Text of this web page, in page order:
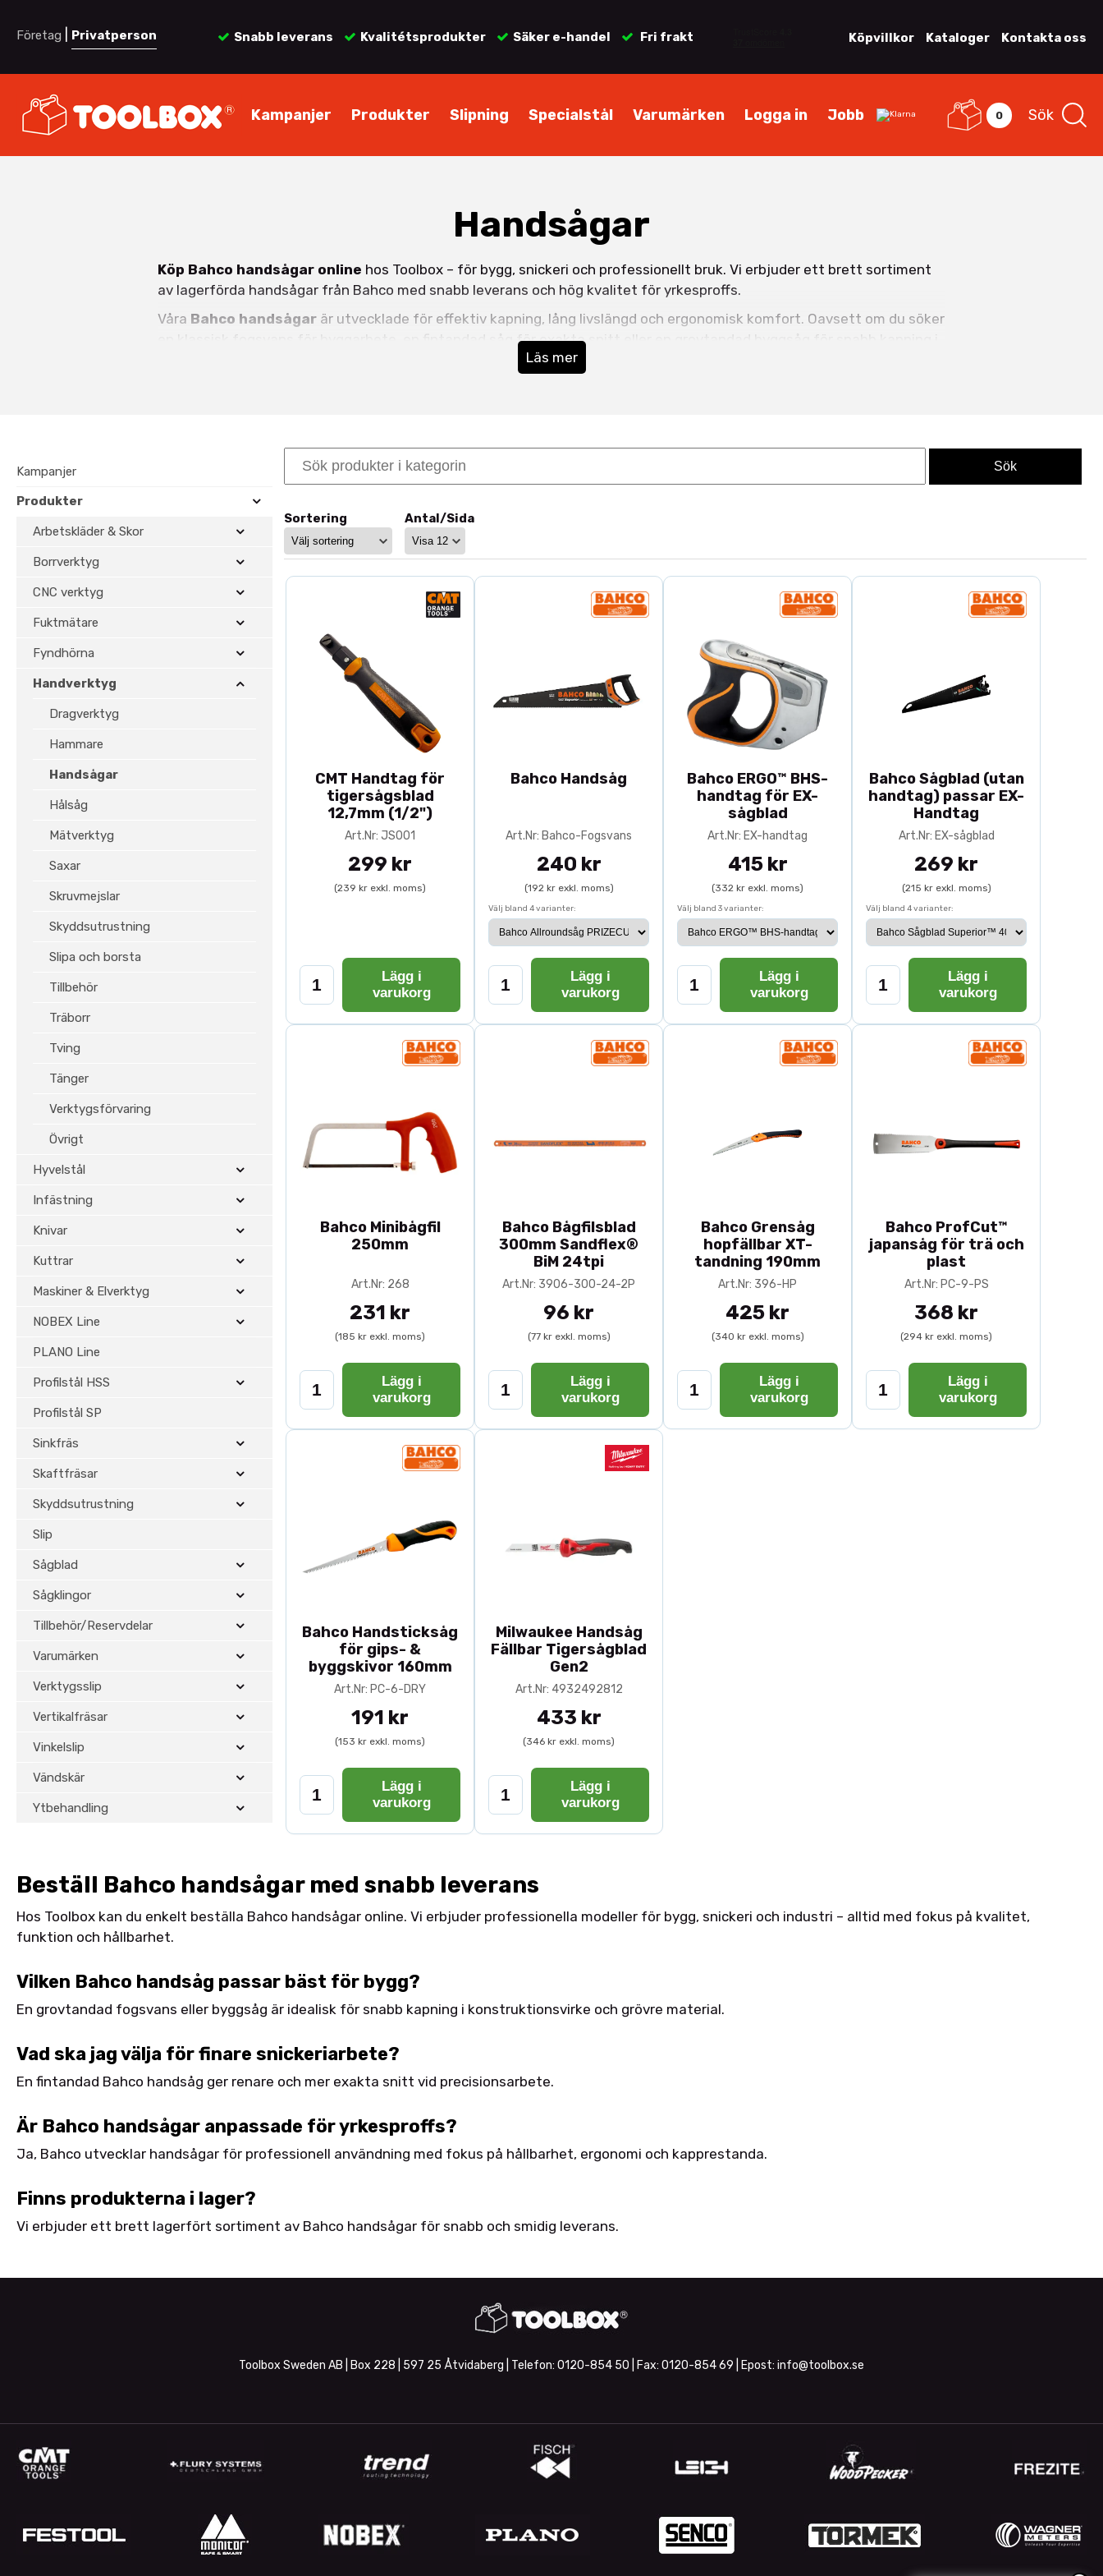
Företag Privatperson Snabb leverans Kvalitétsprodukter Säker e-handel Fri frakt Köpvillkor Kataloger Kontakta oss
Kampanjer Produkter Slipning Specialstål Varumärken Logga in Jobb 0 Sök
Handsågar
Köp Bahco handsågar online hos Toolbox – för bygg, snickeri och professionellt bruk. Vi erbjuder ett brett sortiment
av lagerförda handsågar från Bahco med snabb leverans och hög kvalitet för yrkesproffs.
Våra Bahco handsågar är utvecklade för effektiv kapning, lång livslängd och ergonomisk komfort. Oavsett om du söker
en klassisk fogsvans för byggarbete, en fintandad såg för exakta snitt eller en grovtandad byggsåg för snabb kapning i
– mångsidig handsåg för trä och bygg
Fintandade handsågar– rena och precisa snitt
Grovtandade byggsågar
Specialsågar– anpassade för specifika arbetsmoment
Komplettera med fler produkter inomhandverktygeller kombinera medmätverktygför exakta uppmätningar före
Läs mer
Kampanjer
Produkter
Arbetskläder & Skor
Borrverktyg
CNC verktyg
Fuktmätare
Fyndhörna
Handverktyg
Dragverktyg
Hammare
Handsågar
Hålsåg
Mätverktyg
Saxar
Skruvmejslar
Skyddsutrustning
Slipa och borsta
Tillbehör
Träborr
Tving
Tänger
Verktygsförvaring
Övrigt
Hyvelstål
Infästning
Knivar
Kuttrar
Maskiner & Elverktyg
NOBEX Line
PLANO Line
Profilstål HSS
Profilstål SP
Sinkfräs
Skaftfräsar
Skyddsutrustning
Slip
Sågblad
Sågklingor
Tillbehör/Reservdelar
Varumärken
Verktygsslip
Vertikalfräsar
Vinkelslip
Vändskär
Ytbehandling
Sortering Antal/Sida
CMT Handtag för
tigersågsblad
12,7mm (1/2")
Art.Nr: JS001
299 kr
(239 kr exkl. moms)
Lägg i
varukorg
Bahco Handsåg
Art.Nr: Bahco-Fogsvans
240 kr
(192 kr exkl. moms)
Välj bland 4 varianter:
Lägg i
varukorg
Bahco ERGO™ BHS-
handtag för EX-
sågblad
Art.Nr: EX-handtag
415 kr
(332 kr exkl. moms)
Välj bland 3 varianter:
Lägg i
varukorg
Bahco Sågblad (utan
handtag) passar EX-
Handtag
Art.Nr: EX-sågblad
269 kr
(215 kr exkl. moms)
Välj bland 4 varianter:
Lägg i
varukorg
Bahco Minibågfil
250mm
Art.Nr: 268
231 kr
(185 kr exkl. moms)
Lägg i
varukorg
Bahco Bågfilsblad
300mm Sandflex®
BiM 24tpi
Art.Nr: 3906-300-24-2P
96 kr
(77 kr exkl. moms)
Lägg i
varukorg
Bahco Grensåg
hopfällbar XT-
tandning 190mm
Art.Nr: 396-HP
425 kr
(340 kr exkl. moms)
Lägg i
varukorg
Bahco ProfCut™
japansåg för trä och
plast
Art.Nr: PC-9-PS
368 kr
(294 kr exkl. moms)
Lägg i
varukorg
Bahco Handsticksåg
för gips- &
byggskivor 160mm
Art.Nr: PC-6-DRY
191 kr
(153 kr exkl. moms)
Lägg i
varukorg
Milwaukee Handsåg
Fällbar Tigersågblad
Gen2
Art.Nr: 4932492812
433 kr
(346 kr exkl. moms)
Lägg i
varukorg
Beställ Bahco handsågar med snabb leverans
Hos Toolbox kan du enkelt beställa Bahco handsågar online. Vi erbjuder professionella modeller för bygg, snickeri och industri – alltid med fokus på kvalitet,
funktion och hållbarhet.
Vilken Bahco handsåg passar bäst för bygg?
En grovtandad fogsvans eller byggsåg är idealisk för snabb kapning i konstruktionsvirke och grövre material.
Vad ska jag välja för finare snickeriarbete?
En fintandad Bahco handsåg ger renare och mer exakta snitt vid precisionsarbete.
Är Bahco handsågar anpassade för yrkesproffs?
Ja, Bahco utvecklar handsågar för professionell användning med fokus på hållbarhet, ergonomi och kapprestanda.
Finns produkterna i lager?
Vi erbjuder ett brett lagerfört sortiment av Bahco handsågar för snabb och smidig leverans.
Toolbox Sweden AB | Box 228 | 597 25 Åtvidaberg | Telefon: 0120-854 50 | Fax: 0120-854 69 | Epost: info@toolbox.se